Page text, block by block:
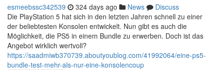
esmeebssc342539 324 days ago News
Discuss
Die PlayStation 5 hat sich in den letzten Jahren schnell zu einer
der beliebtesten Konsolen entwickelt. Nun gibt es auch die
Möglichkeit, die PS5 in einem Bundle zu erwerben. Doch ist das
Angebot wirklich wertvoll?
https://saadmiwb370739.aboutyoublog.com/41992064/eine-ps5-
bundle-test-mehr-als-nur-eine-konsolencoup